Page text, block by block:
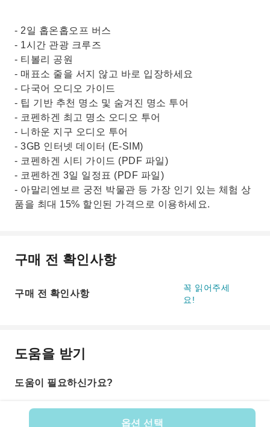
옵션 선택
- 2일 홉온홉오프 버스
- 1시간 관광 크루즈
- 티볼리 공원
- 매표소 줄을 서지 않고 바로 입장하세요
- 다국어 오디오 가이드
- 팁 기반 추천 명소 및 숨겨진 명소 투어
- 코펜하겐 최고 명소 오디오 투어
- 니하운 지구 오디오 투어
- 3GB 인터넷 데이터 (E-SIM)
- 코펜하겐 시티 가이드 (PDF 파일)
- 코펜하겐 3일 일정표 (PDF 파일)
- 아말리엔보르 궁전 박물관 등 가장 인기 있는 체험 상
품을 최대 15% 할인된 가격으로 이용하세요.
구매 전 확인사항
구매 전 확인사항
꼭 읽어주세
요!
도움을 받기
도움이 필요하신가요?